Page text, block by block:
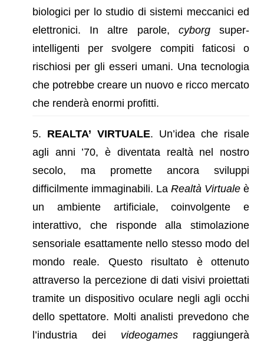
biologici per lo studio di sistemi meccanici ed
elettronici. In altre parole, cyborgsuper-
intelligenti per svolgere compiti faticosi o
rischiosi per gli esseri umani. Una tecnologia
che potrebbe creare un nuovo e ricco mercato
che renderà enormi profitti.
REALTA’ VIRTUALE. Un’idea che risale
agli anni ’70, è diventata realtà nel nostro
secolo, ma promette ancora sviluppi
difficilmente immaginabili. La Realtà Virtuale è
un ambiente artificiale, coinvolgente e
interattivo, che risponde alla stimolazione
sensoriale esattamente nello stesso modo del
mondo reale. Questo risultato è ottenuto
attraverso la percezione di dati visivi proiettati
tramite un dispositivo oculare negli agli occhi
dello spettatore. Molti analisti prevedono che
l’industria dei videogames raggiungerà